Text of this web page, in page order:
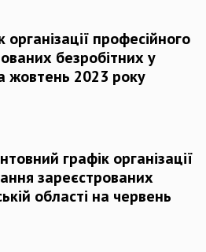
організації професійного
безробітних у
жовтень 2023 року
графік організації
зареєстрованих
області на червень